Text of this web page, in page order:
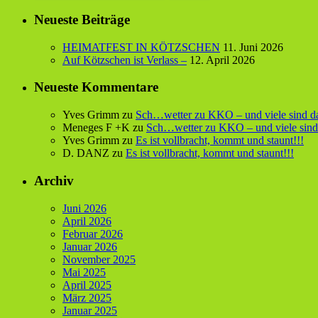
Neueste Beiträge
HEIMATFEST IN KÖTZSCHEN 11. Juni 2026
Auf Kötzschen ist Verlass – 12. April 2026
Neueste Kommentare
Yves Grimm zu Sch…wetter zu KKO – und viele sind
Meneges F +K zu Sch…wetter zu KKO – und viele
Yves Grimm zu Es ist vollbracht, kommt und staunt!!!
D. DANZ zu Es ist vollbracht, kommt und staunt!!!
Archiv
Juni 2026
April 2026
Februar 2026
Januar 2026
November 2025
Mai 2025
April 2025
März 2025
Januar 2025